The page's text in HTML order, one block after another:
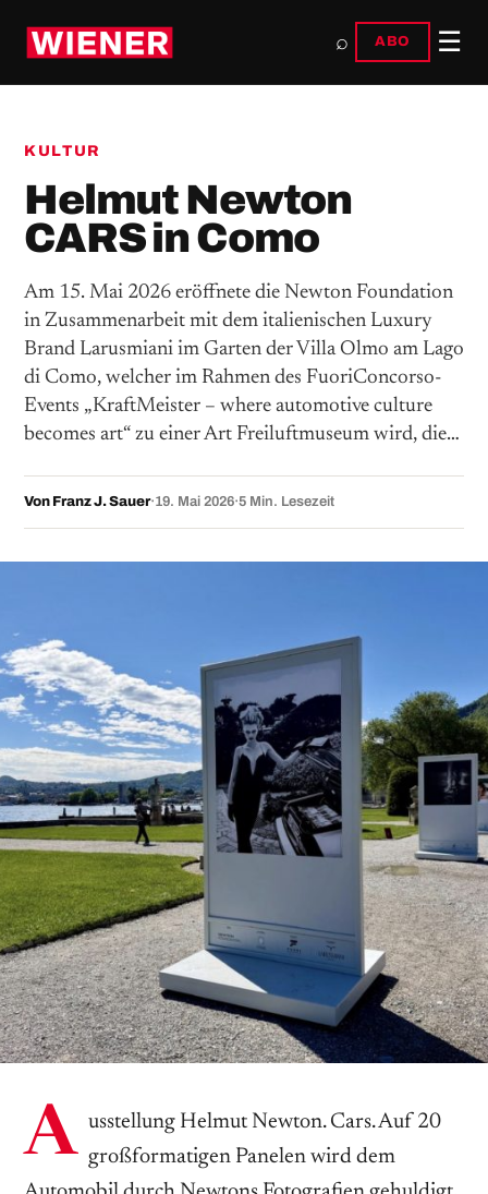
⌕ ABO ☰
KULTUR
Helmut Newton
CARS in Como
Am 15. Mai 2026 eröffnete die Newton Foundation
in Zusammenarbeit mit dem italienischen Luxury
Brand Larusmiani im Garten der Villa Olmo am Lago
di Como, welcher im Rahmen des FuoriConcorso-
Events „KraftMeister – where automotive culture
becomes art“ zu einer Art Freiluftmuseum wird, die…
Von Franz J. Sauer·19. Mai 2026·5 Min. Lesezeit
A usstellung Helmut Newton. Cars. Auf 20
großformatigen Panelen wird dem